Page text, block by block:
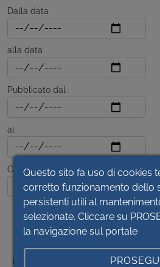
Dalla data
alla data
Pubblicato dal
al
Contenuto
Questo sito fa uso di cookies
corretto funzionamento dello
persistenti utili al
selezionate. Cliccare su
la navigazione sul portale